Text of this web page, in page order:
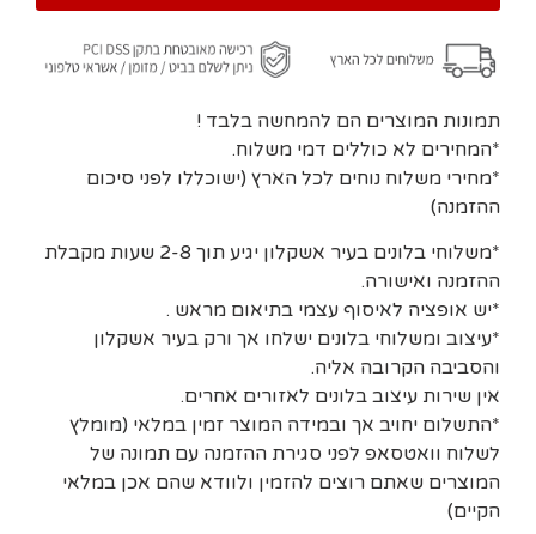
תמונות המוצרים הם להמחשה בלבד !
*המחירים לא כוללים דמי משלוח.
*מחירי משלוח נוחים לכל הארץ (ישוכללו לפני סיכום
ההזמנה)
*משלוחי בלונים בעיר אשקלון יגיע תוך 2-8 שעות מקבלת
ההזמנה ואישורה.
*יש אופציה לאיסוף עצמי בתיאום מראש .
*עיצוב ומשלוחי בלונים ישלחו אך ורק בעיר אשקלון
והסביבה הקרובה אליה.
אין שירות עיצוב בלונים לאזורים אחרים.
*התשלום יחויב אך ובמידה המוצר זמין במלאי (מומלץ
לשלוח וואטסאפ לפני סגירת ההזמנה עם תמונה של
המוצרים שאתם רוצים להזמין ולוודא שהם אכן במלאי
הקיים)